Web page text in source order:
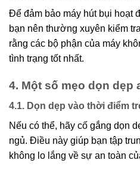
Để đảm bảo máy hút bụi hoạt
bạn nên thường xuyên kiểm
rằng các bộ phận của máy
tình trạng tốt nhất.
4. Một số mẹo dọn dẹp
4.1. Dọn dẹp vào thời điểm
Nếu có thể, hãy cố gắng dọn
ngủ. Điều này giúp bạn tập
không lo lắng về sự an toàn